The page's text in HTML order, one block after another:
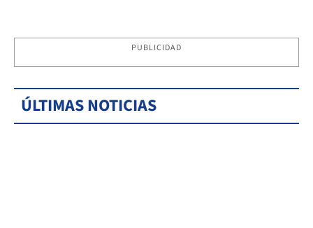
PUBLICIDAD
ÚLTIMAS NOTICIAS